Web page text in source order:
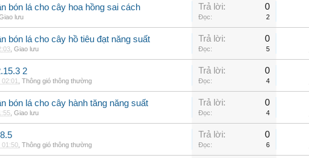
bón lá cho cây hoa hồng sai cách
lưu
Trả lời: 0
Đọc: 2
bón lá cho cây hồ tiêu đạt năng suất
Giao lưu
Trả lời: 0
Đọc: 5
2
Thông gió thông thường
Trả lời: 0
Đọc: 4
bón lá cho cây hành tăng năng suất
Giao lưu
Trả lời: 0
Đọc: 4
01:50 Thông gió thông thường
Trả lời: 0
Đọc: 6